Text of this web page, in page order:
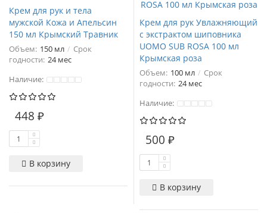
Крем для рук и тела
мужской Кожа и Апельсин
150 мл Крымский Травник
Объем: 150 мл
Срок
годности: 24 мес
Наличие:
448 ₽
В корзину
Крем для рук Увлажняющий
с экстрактом шиповника
UOMO SUB ROSA 100 мл
Крымская роза
Объем: 100 мл
Срок
годности: 24 мес
Наличие:
500 ₽
В корзину